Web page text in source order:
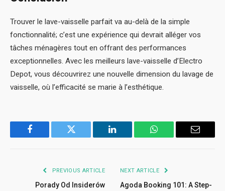
Trouver le lave-vaisselle parfait va au-delà de la simple
fonctionnalité; c’est une expérience qui devrait alléger vos
tâches ménagères tout en offrant des performances
exceptionnelles. Avec les meilleurs lave-vaisselle d’Electro
Depot, vous découvrirez une nouvelle dimension du lavage de
vaisselle, où l’efficacité se marie à l’esthétique.
Facebook Twitter LinkedIn WhatsApp Email
PREVIOUS ARTICLE
Porady Od Insiderów
NEXT ARTICLE
Agoda Booking 101: A Step-